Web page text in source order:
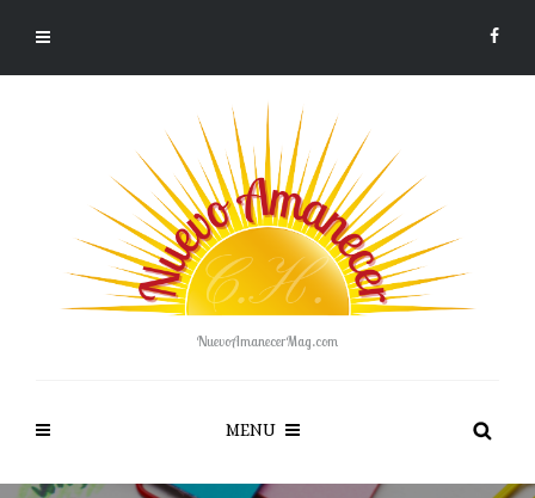
NuevoAmanecerMag.com
MENU